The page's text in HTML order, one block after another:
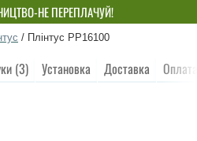
НЕ ПЕРЕПЛАЧУЙ!
/ Плінтус РР16100
(3) Установка Доставка Оплата